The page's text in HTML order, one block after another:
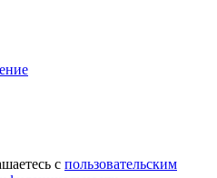
с пользовательским